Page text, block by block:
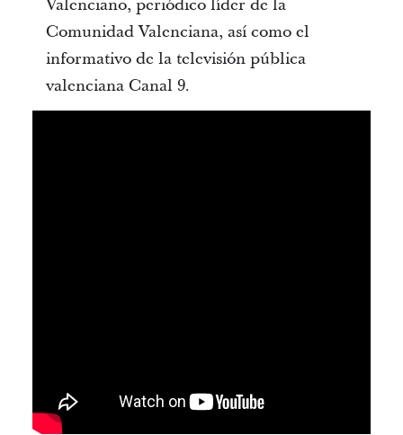
Valenciano, periódico líder de la
Comunidad Valenciana, así como el
informativo de la televisión pública
valenciana Canal 9.